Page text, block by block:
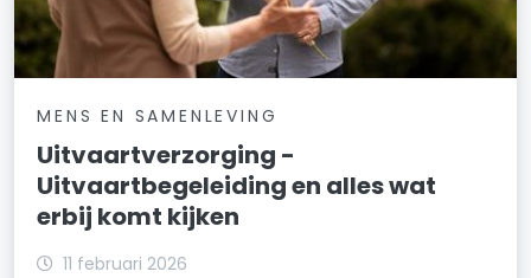
MENS EN SAMENLEVING
Uitvaartverzorging -
Uitvaartbegeleiding en alles wat
erbij komt kijken
11 februari 2026